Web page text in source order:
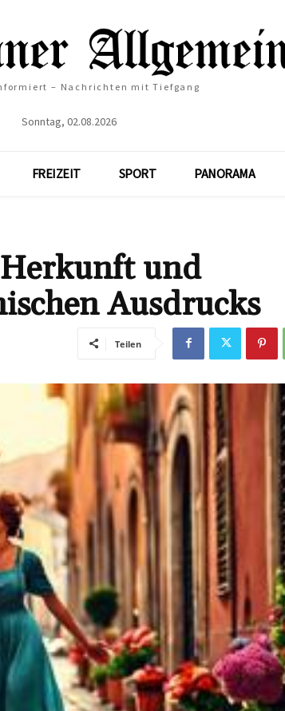
– Nachrichten mit Tiefgang
Sonntag, 02.08.2026
FREIZEIT SPORT PANORAMA
Herkunft und
Ausdrucks
Teilen